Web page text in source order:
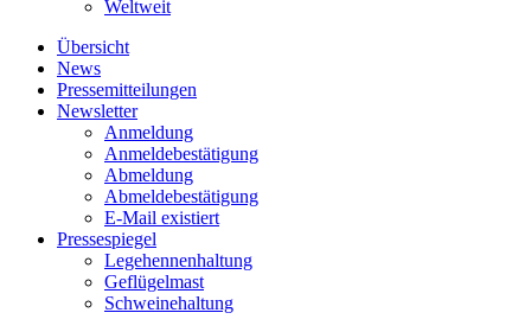
Weltweit
Übersicht
News
Pressemitteilungen
Newsletter
Anmeldung
Anmeldebestätigung
Abmeldung
Abmeldebestätigung
E-Mail existiert
Pressespiegel
Legehennenhaltung
Geflügelmast
Schweinehaltung